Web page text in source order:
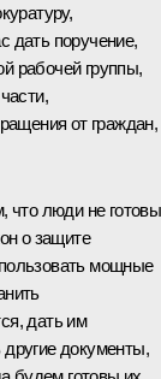
дать поручение,
рабочей группы,
от граждан,
что люди не готовы
о защите
мощные
дать им
документы,